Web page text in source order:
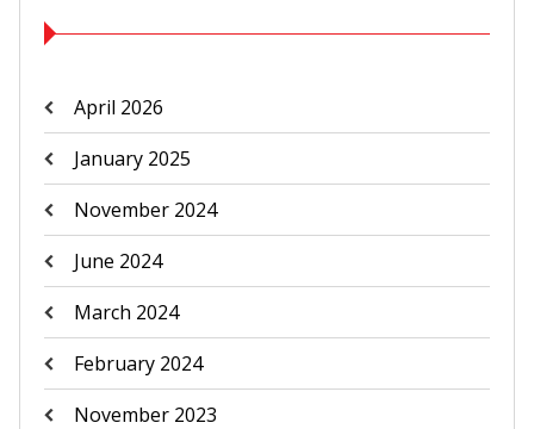
April 2026
January 2025
November 2024
June 2024
March 2024
February 2024
November 2023